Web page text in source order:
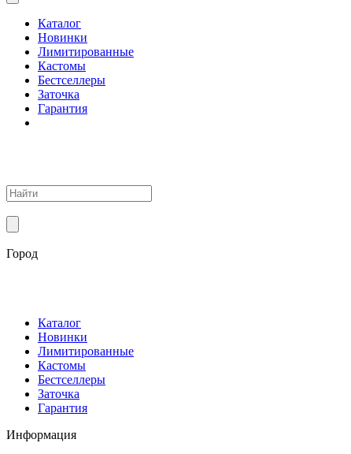
Каталог
Новинки
Лимитированные
Кастомы
Бестселлеры
Заточка
Гарантия
Город
Каталог
Новинки
Лимитированные
Кастомы
Бестселлеры
Заточка
Гарантия
Информация